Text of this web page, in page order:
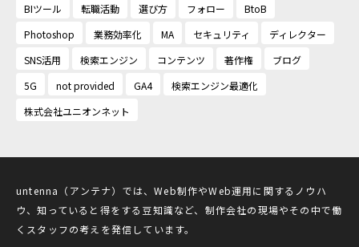
BIツール
転職活動 選び方 フォロー
BtoB
Photoshop
業務効率化 MA セキュリティ
ディレクター
SNS活用
検索エンジン コンテンツ 著作権
ブログ
5G
not provided GA4
検索エンジン最適化
株式会社ユニオンネット
untenna（アンテナ）では、Web制作やWeb運用に関するノウハ
ウ、知っていると得をする豆知識など、制作会社の現場やその中で働
くスタッフの考えを発信しています。